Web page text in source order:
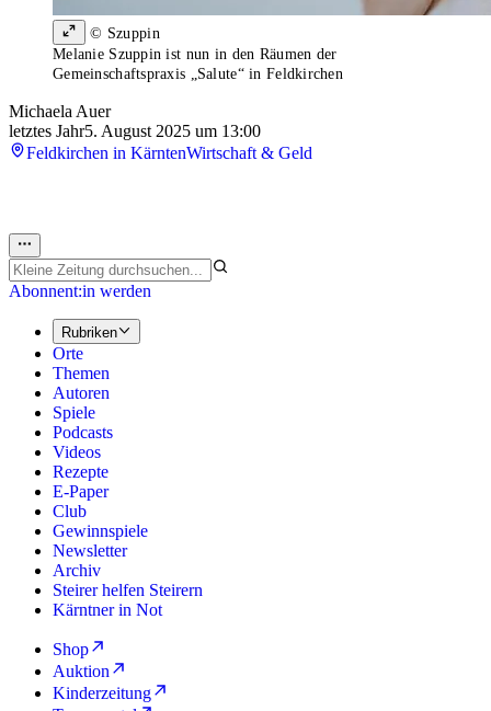
© Szuppin
Melanie Szuppin ist nun in den Räumen der
Gemeinschaftspraxis „Salute“ in Feldkirchen
Michaela Auer
letztes Jahr5. August 2025 um 13:00
Feldkirchen in KärntenWirtschaft & Geld
Abonnent:in werden
Rubriken
Orte
Themen
Autoren
Spiele
Podcasts
Videos
Rezepte
E-Paper
Club
Gewinnspiele
Newsletter
Archiv
Steirer helfen Steirern
Kärntner in Not
Shop
Auktion
Kinderzeitung